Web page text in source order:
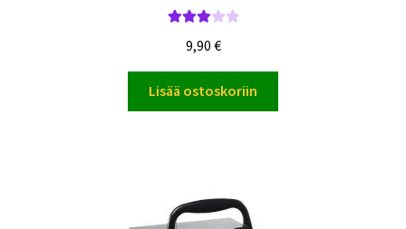
lu
tuottees
ta:3.00
/ 5
9,90 €
Lisää ostoskoriin